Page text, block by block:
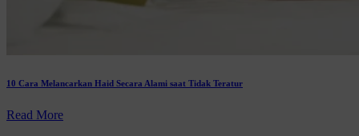
10 Cara Melancarkan Haid Secara Alami saat Tidak Teratur
Read More